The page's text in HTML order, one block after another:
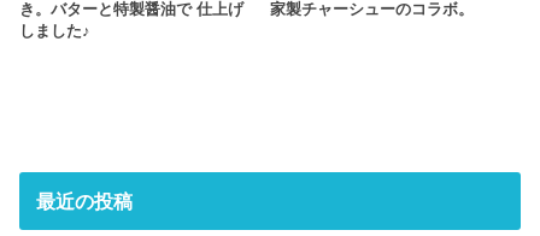
き。バターと特製醤油で 仕上げ
しました♪
家製チャーシューのコラボ。
最近の投稿